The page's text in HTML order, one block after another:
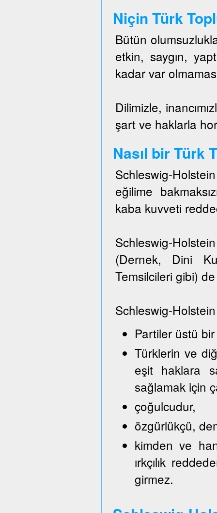
Niçin Türk
Bütün
etkin, saygın,
kadar var
Dilimizle,
şart ve haklarla
Nasıl bir Türk
Schleswig-
eğilime
kaba kuvveti
Schleswig-
(Dernek, Dini
Temsilcileri gibi)
Schleswig-
Partiler üstü
Türklerin ve
eşit haklara
sağlamak için
çoğulcudur,
özgürlükçü,
kimden ve
ırkçılık
girmez.